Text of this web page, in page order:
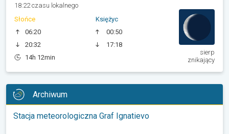
18:22 czasu lokalnego
Słońce
06:20
20:32
14h 12min
Księżyc
00:50
17:18
sierp
znikający
Archiwum
Stacja meteorologiczna Graf Ignatievo